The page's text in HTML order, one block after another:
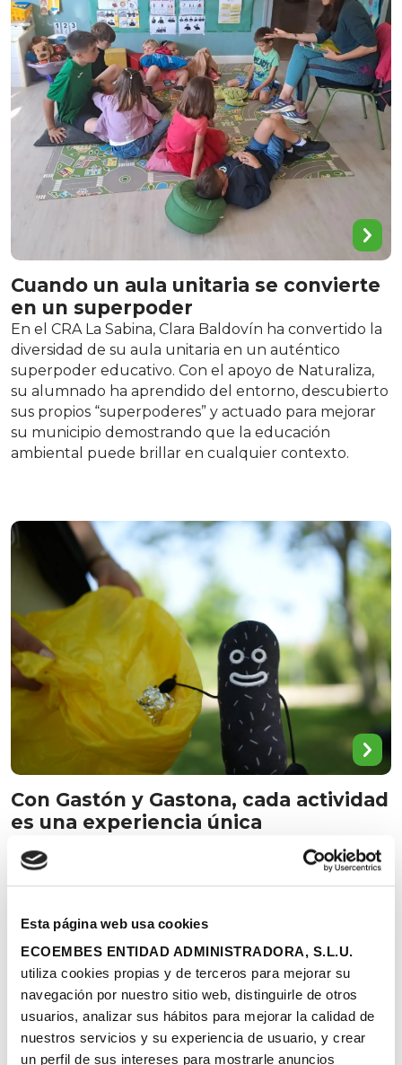
Esta página web usa cookies
ECOEMBES ENTIDAD ADMINISTRADORA, S.L.U.
utiliza cookies propias y de terceros para mejorar su
navegación por nuestro sitio web, distinguirle de otros
usuarios, analizar sus hábitos para mejorar la calidad de
nuestros servicios y su experiencia de usuario, y crear
un perfil de sus intereses para mostrarle anuncios
Cuando un aula unitaria se convierte
en un superpoder
En el CRA La Sabina, Clara Baldovín ha convertido la
diversidad de su aula unitaria en un auténtico
superpoder educativo. Con el apoyo de Naturaliza,
su alumnado ha aprendido del entorno, descubierto
sus propios “superpoderes” y actuado para mejorar
su municipio demostrando que la educación
ambiental puede brillar en cualquier contexto.
Con Gastón y Gastona, cada actividad
es una experiencia única
más emocionante que nunca: actividades únicas,
retos creativos y… ¡premios para quienes realicen las
“Aprende y comparte con Gastón y Gastona”!
Descubre cómo tu aula puede participar, ganar
recompensas y vivir experiencias inolvidables junto a
estos simpáticos personajes.